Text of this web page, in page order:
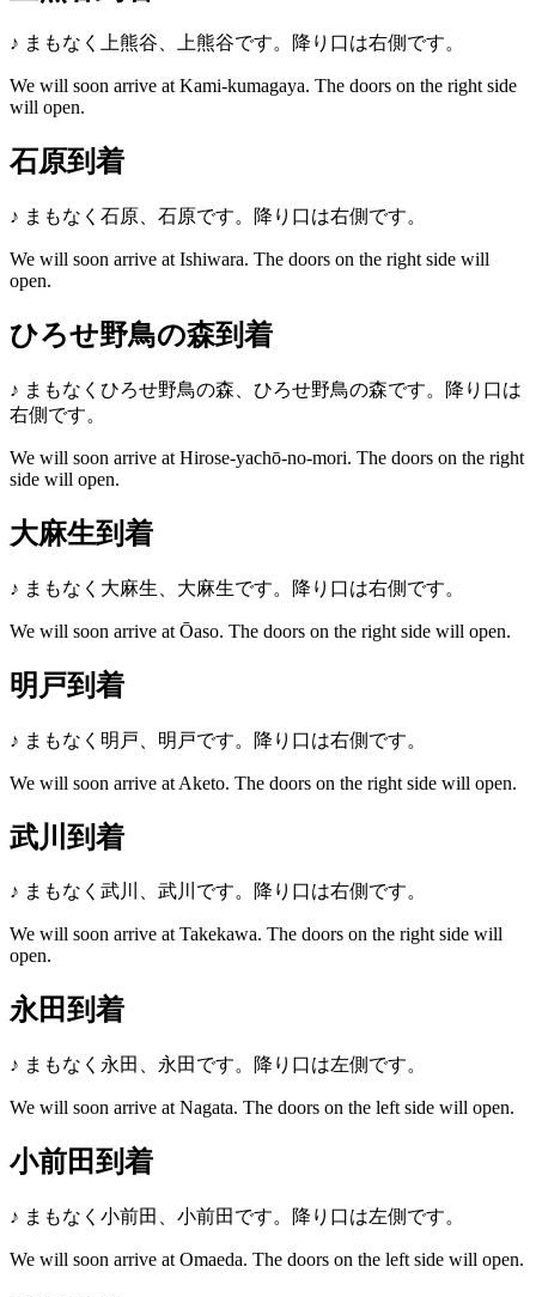
♪ まもなく上熊谷、上熊谷です。降り口は右側です。
We will soon arrive at Kami-kumagaya. The doors on the right side
will open.
石原到着
♪ まもなく石原、石原です。降り口は右側です。
We will soon arrive at Ishiwara. The doors on the right side will
open.
ひろせ野鳥の森到着
♪ まもなくひろせ野鳥の森、ひろせ野鳥の森です。降り口は
右側です。
We will soon arrive at Hirose-yachō-no-mori. The doors on the right
side will open.
大麻生到着
♪ まもなく大麻生、大麻生です。降り口は右側です。
We will soon arrive at Ōaso. The doors on the right side will open.
明戸到着
♪ まもなく明戸、明戸です。降り口は右側です。
We will soon arrive at Aketo. The doors on the right side will open.
武川到着
♪ まもなく武川、武川です。降り口は右側です。
We will soon arrive at Takekawa. The doors on the right side will
open.
永田到着
♪ まもなく永田、永田です。降り口は左側です。
We will soon arrive at Nagata. The doors on the left side will open.
小前田到着
♪ まもなく小前田、小前田です。降り口は左側です。
We will soon arrive at Omaeda. The doors on the left side will open.